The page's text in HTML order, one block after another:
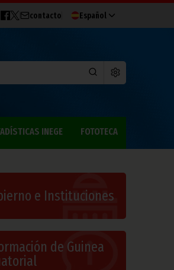
contacto Español
INEGE FOTOTECA
e Instituciones
de Guinea